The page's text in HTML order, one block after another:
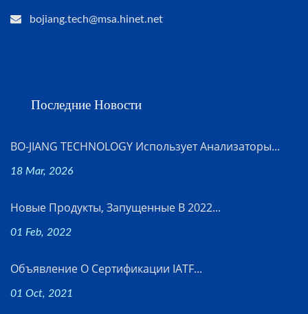
bojiang.tech@msa.hinet.net
Последние Новости
BO-JIANG TECHNOLOGY Использует Анализаторы...
18 Mar, 2026
Новые Продукты, Запущенные В 2022...
01 Feb, 2022
Объявление О Сертификации IATF...
01 Oct, 2021